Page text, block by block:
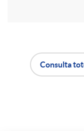
Consulta